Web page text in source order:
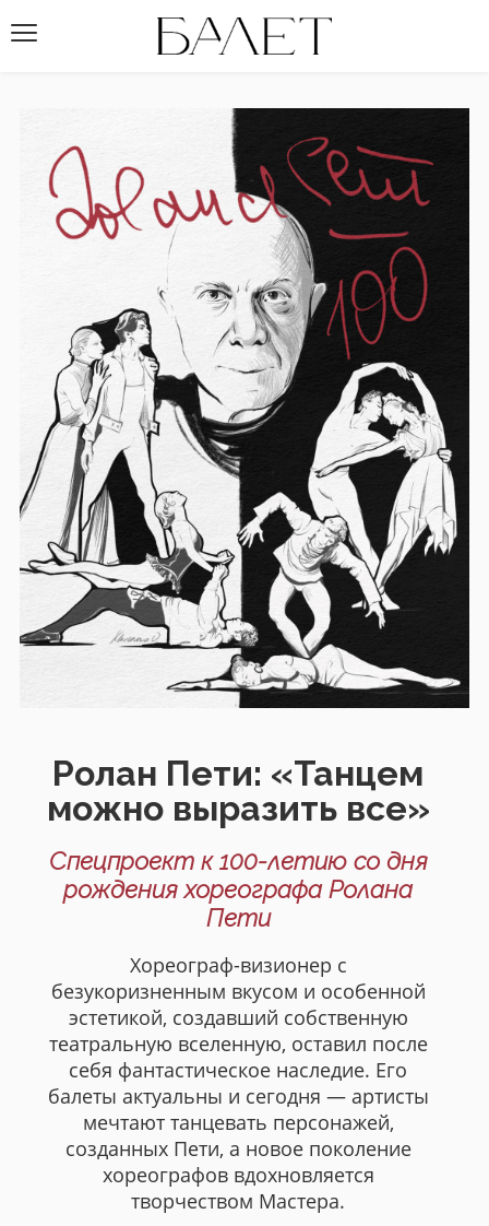
Ролан Пети: «Танцем
можно выразить все»
Спецпроект к 100-летию со дня
рождения хореографа Ролана
Пети
Хореограф-визионер с
безукоризненным вкусом и особенной
эстетикой, создавший собственную
театральную вселенную, оставил после
себя фантастическое наследие. Его
балеты актуальны и сегодня — артисты
мечтают танцевать персонажей,
созданных Пети, а новое поколение
хореографов вдохновляется
творчеством Мастера.